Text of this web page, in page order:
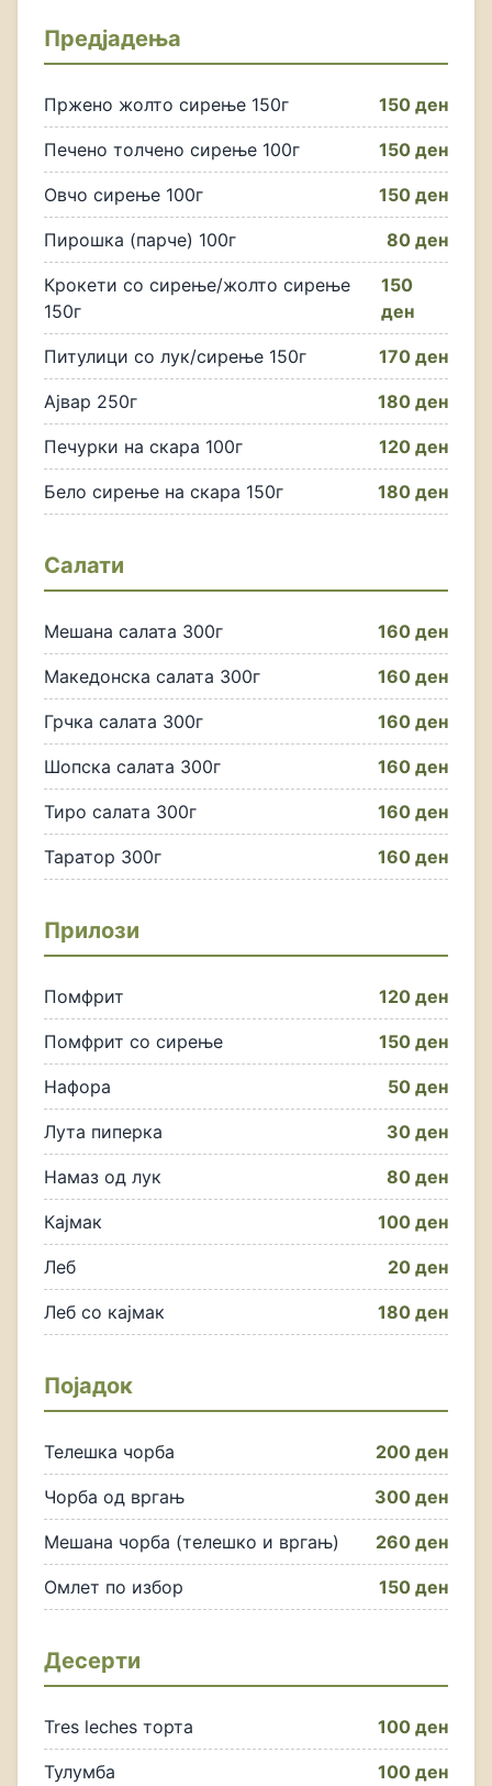
Предјадења
Пржено жолто сирење 150г 150 ден
Печено толчено сирење 100г 150 ден
Овчо сирење 100г 150 ден
Пирошка (парче) 100г 80 ден
Крокети со сирење/жолто сирење
150г
150
ден
Питулици со лук/сирење 150г 170 ден
Ајвар 250г 180 ден
Печурки на скара 100г 120 ден
Бело сирење на скара 150г 180 ден
Салати
Мешана салата 300г 160 ден
Македонска салата 300г 160 ден
Грчка салата 300г 160 ден
Шопска салата 300г 160 ден
Тиро салата 300г 160 ден
Таратор 300г 160 ден
Прилози
Помфрит 120 ден
Помфрит со сирење 150 ден
Нафора 50 ден
Лута пиперка 30 ден
Намаз од лук 80 ден
Кајмак 100 ден
Леб 20 ден
Леб со кајмак 180 ден
Појадок
Телешка чорба 200 ден
Чорба од вргањ 300 ден
Мешана чорба (телешко и вргањ) 260 ден
Омлет по избор 150 ден
Десерти
Tres leches торта 100 ден
Тулумба 100 ден